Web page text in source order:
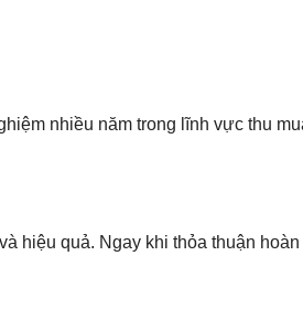
nhiều năm trong lĩnh vực thu
hiệu quả. Ngay khi thỏa thuận